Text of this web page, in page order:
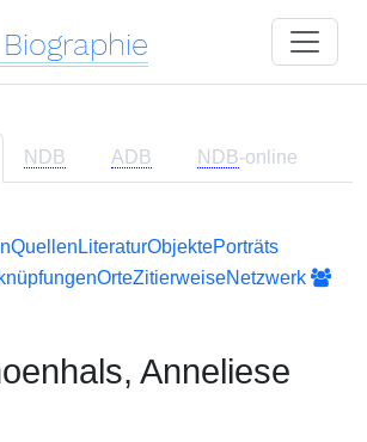
Biographie
NDB ADB NDB-online
Quellen LiteraturObjektePorträts
OrteZitierweiseNetzwerk
Anneliese